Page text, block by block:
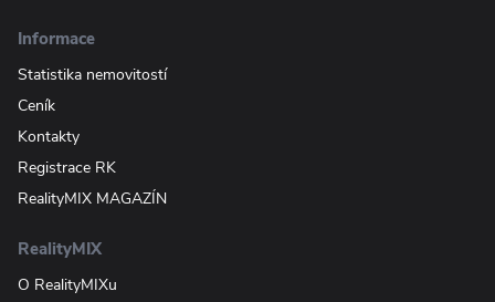
Informace
Statistika nemovitostí
Ceník
Kontakty
Registrace RK
RealityMIX MAGAZÍN
RealityMIX
O RealityMIXu